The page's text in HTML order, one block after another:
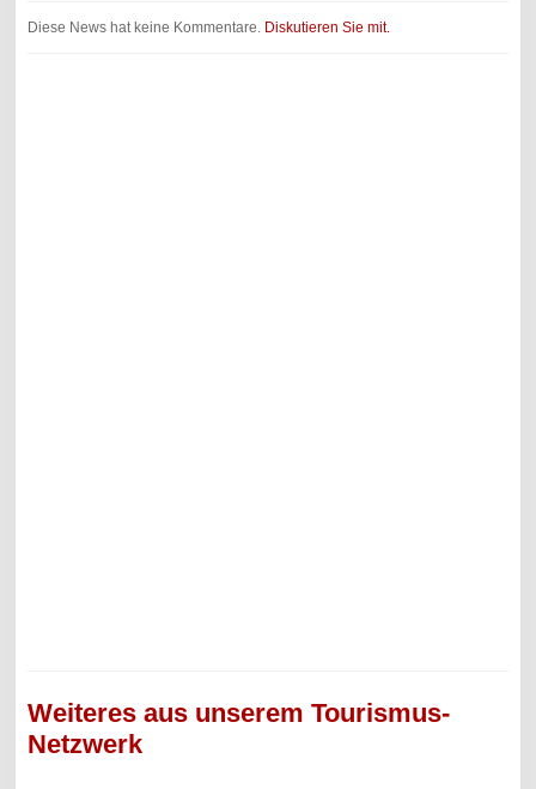
Diese News hat keine Kommentare. Diskutieren Sie mit.
Weiteres aus unserem Tourismus-
Netzwerk